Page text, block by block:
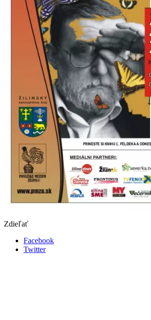
Zdieľať
Facebook
Twitter